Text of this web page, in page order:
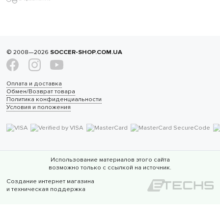
© 2008—2026 SOCCER-SHOP.COM.UA
Оплата и доставка
Обмен/Возврат товара
Политика конфиденциальности
Условия и положения
Использование материалов этого сайта
возможно только с ссылкой на источник.
Создание интернет магазина
и техническая поддержка